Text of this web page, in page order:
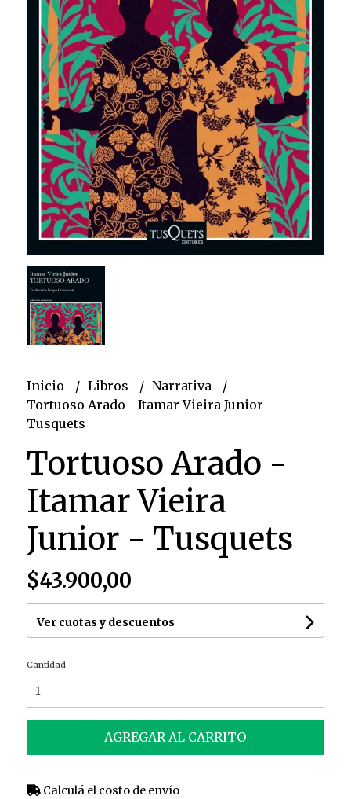
Inicio Libros
Narrativa
Tortuoso Arado - Itamar Vieira Junior -
Tusquets
Tortuoso Arado -
Itamar Vieira
Junior - Tusquets
$43.900,00
Ver cuotas y descuentos
Cantidad
AGREGAR AL CARRITO
Calculá el costo de envío